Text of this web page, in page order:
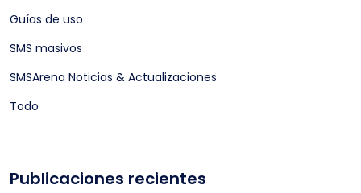
Guías de uso
SMS masivos
SMSArena Noticias & Actualizaciones
Todo
Publicaciones recientes